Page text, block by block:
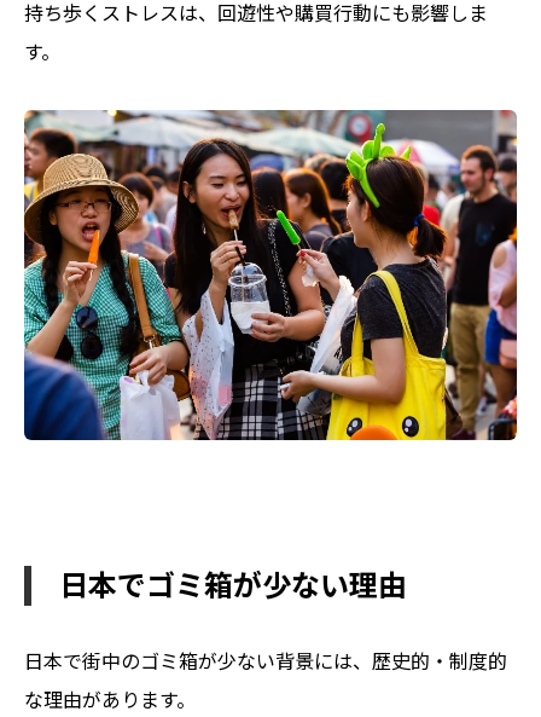
持ち歩くストレスは、回遊性や購買行動にも影響しま
す。
日本でゴミ箱が少ない理由
日本で街中のゴミ箱が少ない背景には、歴史的・制度的
な理由があります。